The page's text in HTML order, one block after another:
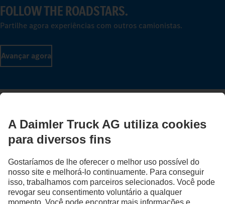
FOLLOW THE ROADSTARS.
Partilhe agora experiências com outros camionistas.
Avançar agora
Fornecedor
Proteção de Dados
Avisos Legais
EU Data Act
Lei dos Serviços Digitais